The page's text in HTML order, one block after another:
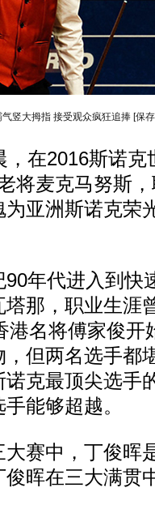
竖大拇指 接受观众疯狂追捧 [保
在2016斯诺克
将麦克马努斯
亚洲斯诺克荣
年代进入到快
那，职业生涯
港名将傅家俊开
但两名选手都
克最顶尖选手
能够超越。
赛中，丁俊晖
晖在三大满贯